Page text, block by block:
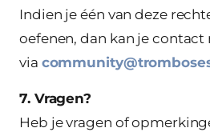
Indien je één van deze
oefenen, dan kan je
via
7. Vragen?
Heb je vragen of